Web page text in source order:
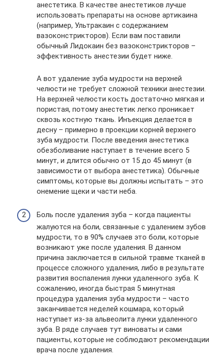
анестетика. В качестве анестетиков лучше
использовать препараты на основе артикаина
(например, Ультракаин с содержанием
вазоконстрикторов). Если вам поставили
обычный Лидокаин без вазоконстрикторов –
эффективность анестезии будет ниже.
А вот удаление зуба мудрости на верхней
челюсти не требует сложной техники анестезии.
На верхней челюсти кость достаточно мягкая и
пористая, потому анестетик легко проникает
сквозь костную ткань. Инъекция делается в
десну – примерно в проекции корней верхнего
зуба мудрости. После введения анестетика
обезболивание наступает в течение всего 5
минут, и длится обычно от 15 до 45 минут (в
зависимости от выбора анестетика). Обычные
симптомы, которые вы должны испытать – это
онемение щеки и части неба.
Боль после удаления зуба – когда пациенты
жалуются на боли, связанные с удалением зубов
мудрости, то в 90% случаев это боли, которые
возникают уже после удаления. В данном
причина заключается в сильной травме тканей в
процессе сложного удаления, либо в результате
развития воспаления лунки удаленного зуба. К
сожалению, иногда быстрая 5 минутная
процедура удаления зуба мудрости – часто
заканчивается неделей кошмара, который
наступает из-за альвеолита лунки удаленного
зуба. В ряде случаев тут виноваты и сами
пациенты, которые не соблюдают рекомендации
врача после удаления.